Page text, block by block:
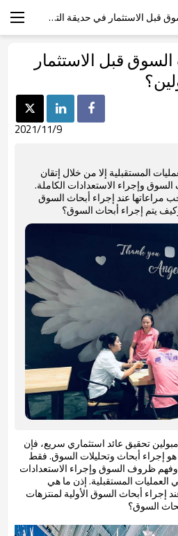
كيفية إجراء أبحاث السوق قبل الاستثمار في حديقة الترامبولين؟
قبل الاستثمار
2021/11/9
المستقبلية إلا من خلال إتقان
وإجراء الاستعدادات الكاملة.
مراعاتها عند إجراء أبحاث السوق
وكيف يتم إجراء أبحاث السوق؟
تحقيق عائد استثماري سريع، فإن
إجراء أبحاث وتحليلات السوق. فقط
ظروف السوق وإجراء الاستعدادات
العمليات المستقبلية. إذن ما هي
إجراء أبحاث السوق الأولية لمنتزهات
السوق؟